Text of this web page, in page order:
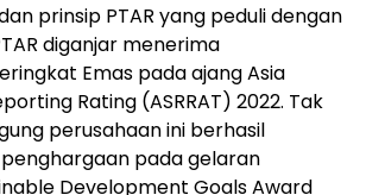
prinsip PTAR yang peduli dengan
diganjar menerima
Emas pada ajang Asia
Rating (ASRRAT) 2022. Tak
perusahaan ini berhasil
pada gelaran
Development Goals Award